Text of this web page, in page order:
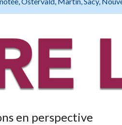
en perspective